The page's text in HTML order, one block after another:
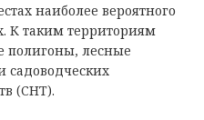
наиболее вероятного
К таким территориям
полигоны, лесные
садоводческих
(СНТ).